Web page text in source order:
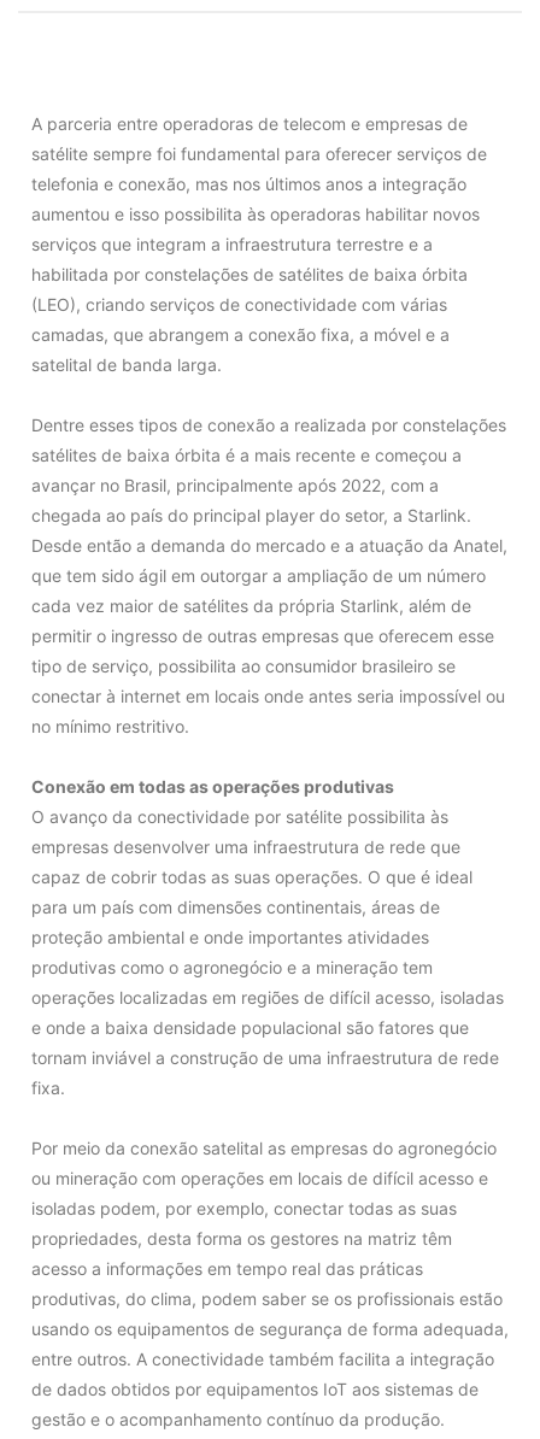
A parceria entre operadoras de telecom e empresas de
satélite sempre foi fundamental para oferecer serviços de
telefonia e conexão, mas nos últimos anos a integração
aumentou e isso possibilita às operadoras habilitar novos
serviços que integram a infraestrutura terrestre e a
habilitada por constelações de satélites de baixa órbita
(LEO), criando serviços de conectividade com várias
camadas, que abrangem a conexão fixa, a móvel e a
satelital de banda larga.
Dentre esses tipos de conexão a realizada por constelações
satélites de baixa órbita é a mais recente e começou a
avançar no Brasil, principalmente após 2022, com a
chegada ao país do principal player do setor, a Starlink.
Desde então a demanda do mercado e a atuação da Anatel,
que tem sido ágil em outorgar a ampliação de um número
cada vez maior de satélites da própria Starlink, além de
permitir o ingresso de outras empresas que oferecem esse
tipo de serviço, possibilita ao consumidor brasileiro se
conectar à internet em locais onde antes seria impossível ou
no mínimo restritivo.
Conexão em todas as operações produtivas
O avanço da conectividade por satélite possibilita às
empresas desenvolver uma infraestrutura de rede que
capaz de cobrir todas as suas operações. O que é ideal
para um país com dimensões continentais, áreas de
proteção ambiental e onde importantes atividades
produtivas como o agronegócio e a mineração tem
operações localizadas em regiões de difícil acesso, isoladas
e onde a baixa densidade populacional são fatores que
tornam inviável a construção de uma infraestrutura de rede
fixa.
Por meio da conexão satelital as empresas do agronegócio
ou mineração com operações em locais de difícil acesso e
isoladas podem, por exemplo, conectar todas as suas
propriedades, desta forma os gestores na matriz têm
acesso a informações em tempo real das práticas
produtivas, do clima, podem saber se os profissionais estão
usando os equipamentos de segurança de forma adequada,
entre outros. A conectividade também facilita a integração
de dados obtidos por equipamentos IoT aos sistemas de
gestão e o acompanhamento contínuo da produção.